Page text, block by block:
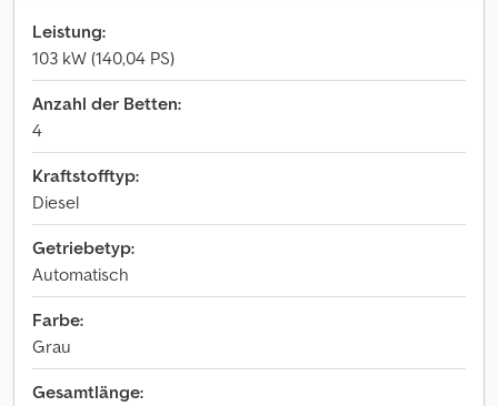
Leistung:
103 kW (140,04 PS)
Anzahl der Betten:
4
Kraftstofftyp:
Diesel
Getriebetyp:
Automatisch
Farbe:
Grau
Gesamtlänge: